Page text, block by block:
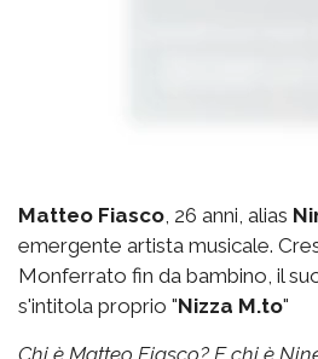
Matteo Fiasco , 26 anni, alias
emergente artista musicale.
Monferrato fin da bambino, il
s'intitola proprio "Nizza M.to"
Chi è Matteo Fiasco? E chi è